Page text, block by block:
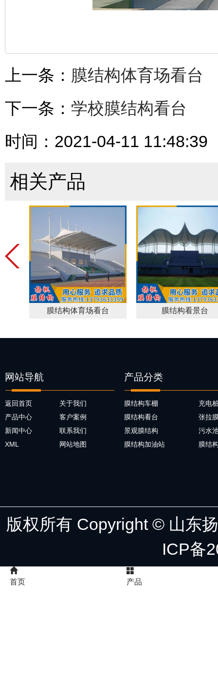
上一条： 膜结构体育场看台
下一条： 学校膜结构看台
时间：2021-04-11 11:48:39
相关产品
膜结构体育场看台 膜结构看景台
网站导航
返回首页
关于我们
产品中心
客户案例
新闻中心
联系我们
XML
网站地图
产品分类
膜结构车棚
充电
膜结构看台
张拉
景观膜结构
污水
膜结构加油站
膜结
版权所有 Copyright © 山东
ICP备
首页 产品